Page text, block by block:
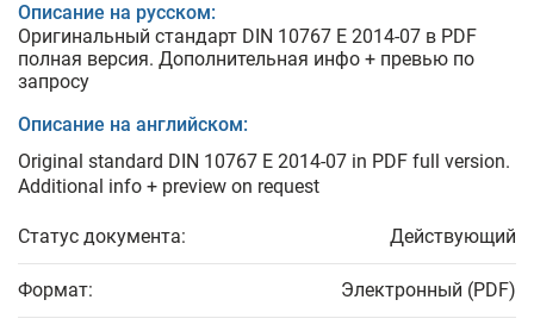
Описание на русском:
Оригинальный стандарт DIN 10767 E 2014-07 в PDF
полная версия. Дополнительная инфо + превью по
запросу
Описание на английском:
Original standard DIN 10767 E 2014-07 in PDF full version.
Additional info + preview on request
Статус документа: Действующий
Формат: Электронный (PDF)